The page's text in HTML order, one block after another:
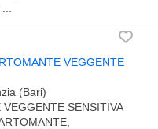
VEGGENTE
(Bari)
SENSITIVA